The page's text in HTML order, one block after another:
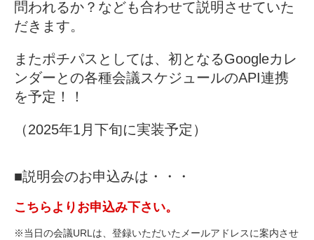
問われるか？ なども合わせて説明させていた
だきます。
またポチパスとしては、初となるGoogleカレ
ンダーとの各種会議スケジュールのAPI連携
を予定！！
（2025年1月下旬に実装予定）
■説明会のお申込みは・・・
こちらよりお申込み下さい。
※当日の会議URLは、登録いただいたメールアドレスに案内させ